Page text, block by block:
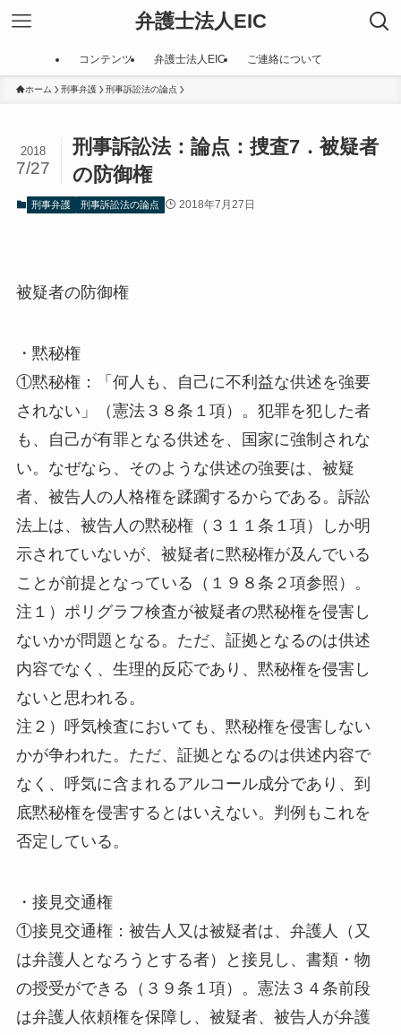
弁護士法人EIC
コンテンツ 弁護士法人EIC ご連絡について
ホーム 刑事弁護 刑事訴訟法の論点
刑事訴訟法：論点：捜査7．被疑者
の防御権
2018
7/27
刑事弁護 刑事訴訟法の論点 2018年7月27日
被疑者の防御権
・黙秘権
①黙秘権：「何人も、自己に不利益な供述を強要
されない」（憲法３８条１項）。犯罪を犯した者
も、自己が有罪となる供述を、国家に強制されな
い。なぜなら、そのような供述の強要は、被疑
者、被告人の人格権を蹂躙するからである。訴訟
法上は、被告人の黙秘権（３１１条１項）しか明
示されていないが、被疑者に黙秘権が及んでいる
ことが前提となっている（１９８条２項参照）。
注１）ポリグラフ検査が被疑者の黙秘権を侵害し
ないかが問題となる。ただ、証拠となるのは供述
内容でなく、生理的反応であり、黙秘権を侵害し
ないと思われる。
注２）呼気検査においても、黙秘権を侵害しない
かが争われた。ただ、証拠となるのは供述内容で
なく、呼気に含まれるアルコール成分であり、到
底黙秘権を侵害するとはいえない。判例もこれを
否定している。
・接見交通権
①接見交通権：被告人又は被疑者は、弁護人（又
は弁護人となろうとする者）と接見し、書類・物
の授受ができる（３９条１項）。憲法３４条前段
は弁護人依頼権を保障し、被疑者、被告人が弁護